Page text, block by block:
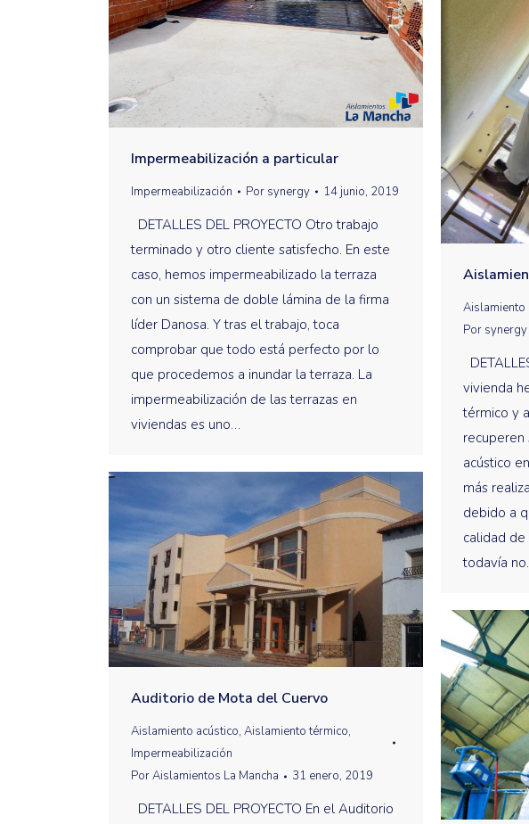
Impermeabilización a particular
Impermeabilización Por synergy 14 junio, 2019
DETALLES DEL PROYECTO Otro trabajo
terminado y otro cliente satisfecho. En este
caso, hemos impermeabilizado la terraza
con un sistema de doble lámina de la firma
líder Danosa. Y tras el trabajo, toca
comprobar que todo está perfecto por lo
que procedemos a inundar la terraza. La
impermeabilización de las terrazas en
viviendas es uno…
Aislamiento
Por synergy
vivienda
térmico y
recuperen
acústico
más
debido a
calidad
todavía
Auditorio de Mota del Cuervo
Aislamiento acústico, Aislamiento térmico,
Impermeabilización
PorAislamientos La Mancha 31 enero, 2019
DETALLES DEL PROYECTO En el Auditorio